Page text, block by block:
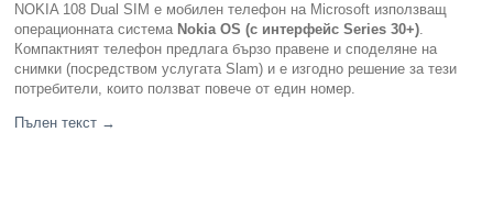
NOKIA 108 Dual SIM e мобилен телефон на Microsoft използващ
операционната система Nokia OS (с интерфейс Series 30+).
Компактният телефон предлага бързо правене и споделяне на
снимки (посредством услугата Slam) и е изгодно решение за тези
потребители, които ползват повече от един номер.
Пълен текст →